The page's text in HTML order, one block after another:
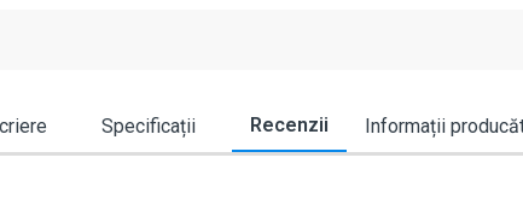
Specificații Recenzii Informații